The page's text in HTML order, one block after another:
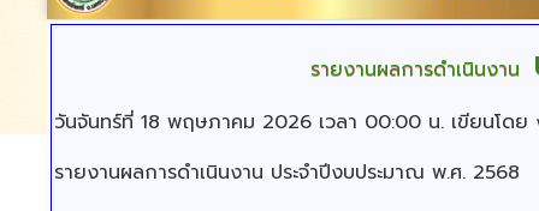
รายงานผลการดำเนินงาน
วันจันทร์ที่ 18 พฤษภาคม 2026 เวลา 00:00 น. เขียนโดย
รายงานผลการดำเนินงาน ประจำปีงบประมาณ พ.ศ. 2568